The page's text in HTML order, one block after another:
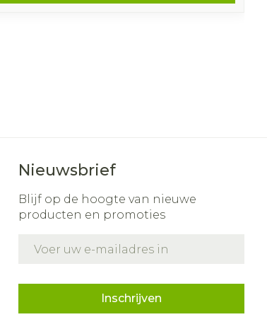
Nieuwsbrief
Blijf op de hoogte van nieuwe
producten en promoties
Inschrijven